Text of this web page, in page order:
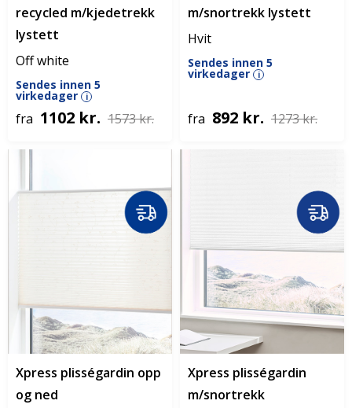
recycled m/kjedetrekk
lystett
Off white
Sendes innen 5
virkedager i
fra 1102 kr. 1573 kr.
m/snortrekk lystett
Hvit
Sendes innen 5
virkedager i
fra 892 kr. 1273 kr.
Xpress plisségardin opp
og ned
Xpress plisségardin
m/snortrekk